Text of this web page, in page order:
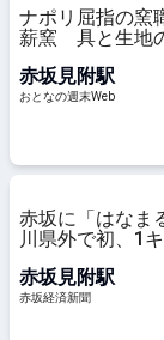
ナポリ屈指の窯
薪窯 具と生地
赤坂見附駅
おとなの週末Web
赤坂に「はな
川県外で初、1
赤坂見附駅
赤坂経済新聞